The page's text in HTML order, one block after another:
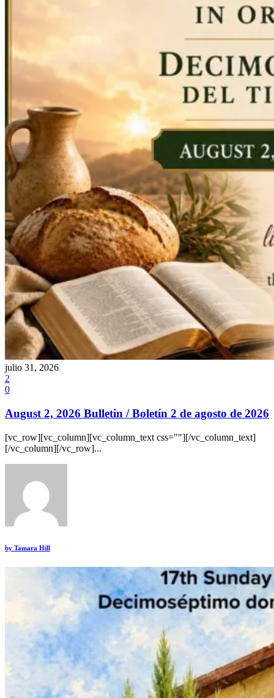
julio 31, 2026
2
0
August 2, 2026 Bulletin / Boletín 2 de agosto de 2026
[vc_row][vc_column][vc_column_text css=""][/vc_column_text]
[/vc_column][/vc_row]...
by Tamara Hill